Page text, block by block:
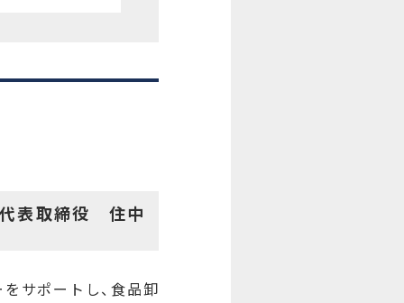
表取締役 住中
サポートし、食品卸